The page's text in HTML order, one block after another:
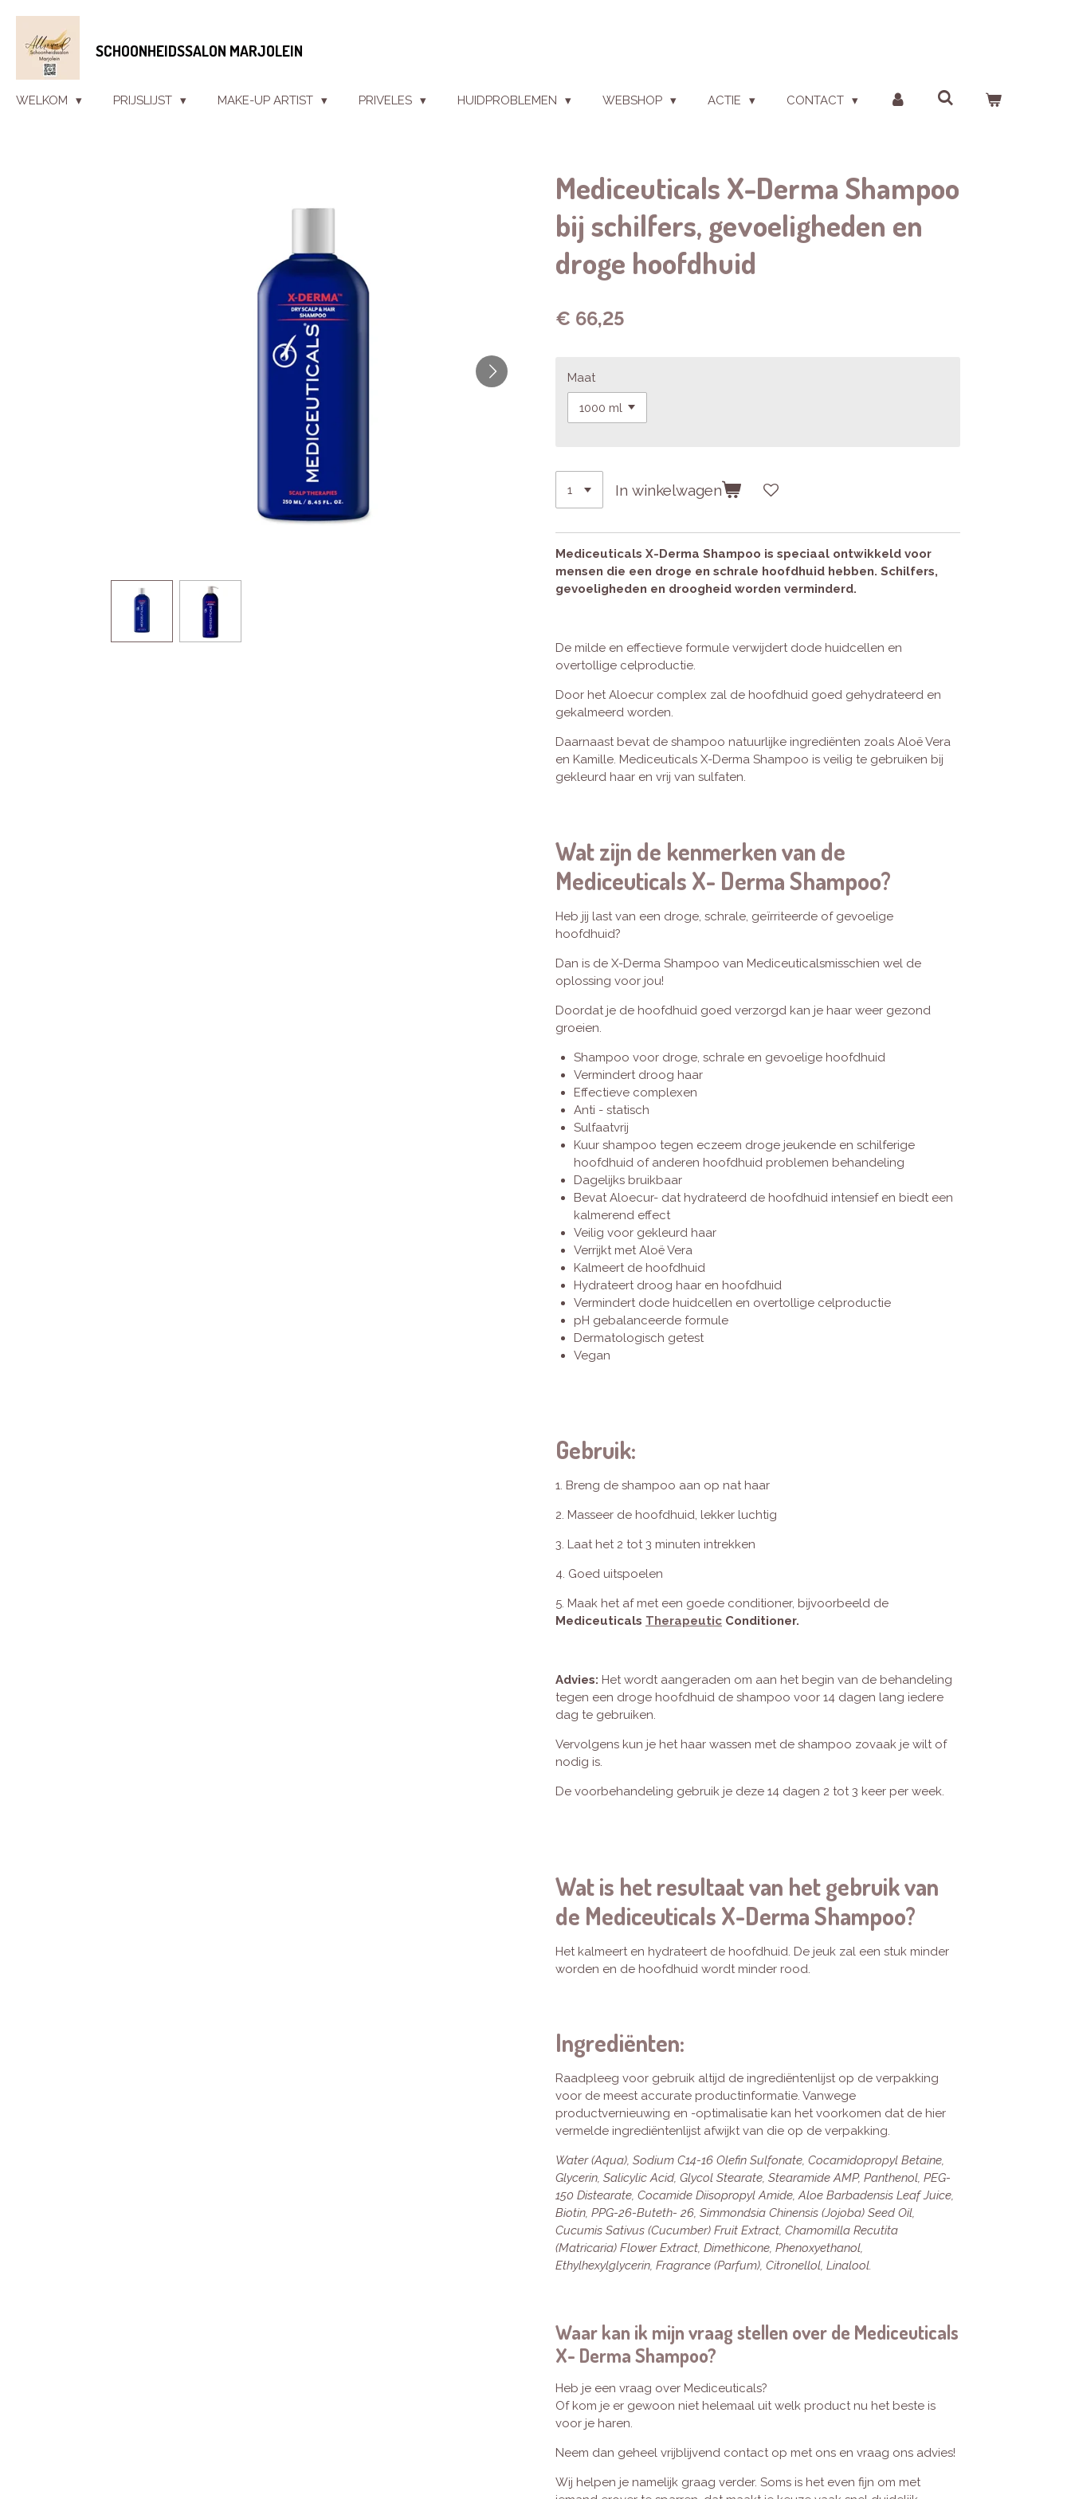
Ga
direct
naar
SCHOONHEIDSSALON MARJOLEIN
WELKOM PRIJSLIJST MAKE-UP ARTIST PRIVELES HUIDPROBLEMEN WEBSHOP ACTIE CONTACT
Mediceuticals X-Derma Shampoo
bij schilfers, gevoeligheden en
droge hoofdhuid
€ 66,25
Maat
In winkelwagen
Mediceuticals X-Derma Shampoo is speciaal ontwikkeld voor
mensen die een droge en schrale hoofdhuid hebben. Schilfers,
gevoeligheden en droogheid worden verminderd.
De milde en effectieve formule verwijdert dode huidcellen en
overtollige celproductie.
Door het Aloecur complex zal de hoofdhuid goed gehydrateerd en
gekalmeerd worden.
Daarnaast bevat de shampoo natuurlijke ingrediënten zoals Aloë Vera
en Kamille. Mediceuticals X-Derma Shampoo is veilig te gebruiken bij
gekleurd haar en vrij van sulfaten.
Wat zijn de kenmerken van de
Mediceuticals X- Derma Shampoo?
Heb jij last van een droge, schrale, geïrriteerde of gevoelige
hoofdhuid?
Dan is de X-Derma Shampoo van Mediceuticalsmisschien wel de
oplossing voor jou!
Doordat je de hoofdhuid goed verzorgd kan je haar weer gezond
groeien.
Shampoo voor droge, schrale en gevoelige hoofdhuid
Vermindert droog haar
Effectieve complexen
Anti - statisch
Sulfaatvrij
Kuur shampoo tegen eczeem droge jeukende en schilferige
hoofdhuid of anderen hoofdhuid problemen behandeling
Dagelijks bruikbaar
Bevat Aloecur- dat hydrateerd de hoofdhuid intensief en biedt een
kalmerend effect
Veilig voor gekleurd haar
Verrijkt met Aloë Vera
Kalmeert de hoofdhuid
Hydrateert droog haar en hoofdhuid
Vermindert dode huidcellen en overtollige celproductie
pH gebalanceerde formule
Dermatologisch getest
Vegan
Gebruik:
1. Breng de shampoo aan op nat haar
2. Masseer de hoofdhuid, lekker luchtig
3. Laat het 2 tot 3 minuten intrekken
4. Goed uitspoelen
5. Maak het af met een goede conditioner, bijvoorbeeld de
Mediceuticals Therapeutic Conditioner.
Advies: Het wordt aangeraden om aan het begin van de behandeling
tegen een droge hoofdhuid de shampoo voor 14 dagen lang iedere
dag te gebruiken.
Vervolgens kun je het haar wassen met de shampoo zovaak je wilt of
nodig is.
De voorbehandeling gebruik je deze 14 dagen 2 tot 3 keer per week.
Wat is het resultaat van het gebruik van
de Mediceuticals X-Derma Shampoo?
Het kalmeert en hydrateert de hoofdhuid. De jeuk zal een stuk minder
worden en de hoofdhuid wordt minder rood.
Ingrediënten:
Raadpleeg voor gebruik altijd de ingrediëntenlijst op de verpakking
voor de meest accurate productinformatie. Vanwege
productvernieuwing en -optimalisatie kan het voorkomen dat de hier
vermelde ingrediëntenlijst afwijkt van die op de verpakking.
Water (Aqua), Sodium C14-16 Olefin Sulfonate, Cocamidopropyl Betaine,
Glycerin, Salicylic Acid, Glycol Stearate, Stearamide AMP, Panthenol, PEG-
150 Distearate, Cocamide Diisopropyl Amide, Aloe Barbadensis Leaf Juice,
Biotin, PPG-26-Buteth- 26, Simmondsia Chinensis (Jojoba) Seed Oil,
Cucumis Sativus (Cucumber) Fruit Extract, Chamomilla Recutita
(Matricaria) Flower Extract, Dimethicone, Phenoxyethanol,
Ethylhexylglycerin, Fragrance (Parfum), Citronellol, Linalool.
Waar kan ik mijn vraag stellen over de Mediceuticals
X- Derma Shampoo?
Heb je een vraag over Mediceuticals?
Of kom je er gewoon niet helemaal uit welk product nu het beste is
voor je haren.
Neem dan geheel vrijblijvend contact op met ons en vraag ons advies!
Wij helpen je namelijk graag verder. Soms is het even fijn om met